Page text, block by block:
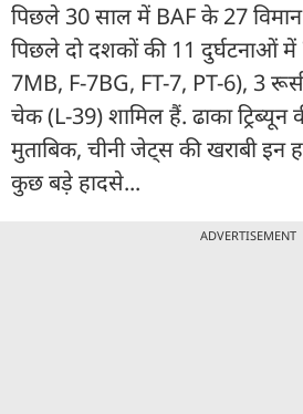
पिछले 30 साल में BAF के 27
पिछले दो दशकों की 11 दुर्घटनाओं
7MB, F-7BG, FT-7, PT-6), 3
चेक (L-39) शामिल हैं. ढाका ट्रिब्यून
मुताबिक, चीनी जेट्स की खराबी इन
कुछ बड़े हादसे...
ADVERTISEMENT